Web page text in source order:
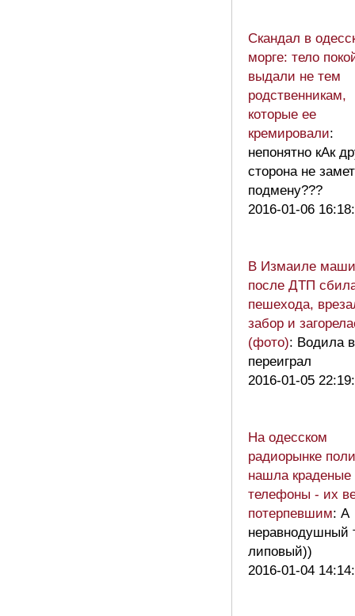
Скандал в
морге: тело
выдали не тем
родственникам,
которые ее
кремировали:
непонятно кАк
сторона не
подмену???
2016-01-06
В Измаиле
после ДТП
пешехода,
забор и
(фото): Водила
переиграл
2016-01-05
На одесском
радиорынке
нашла краденые
телефоны - их
потерпевшим: А
неравнодушный
липовый))
2016-01-04